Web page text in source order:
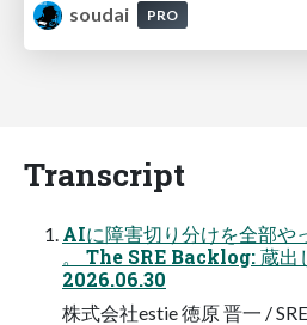
soudai
PRO
Transcript
AIに障害切り分けを全部や
。 The SRE Backlog: 蔵出
2026.06.30
株式会社estie 徳原 晋一 / SRE